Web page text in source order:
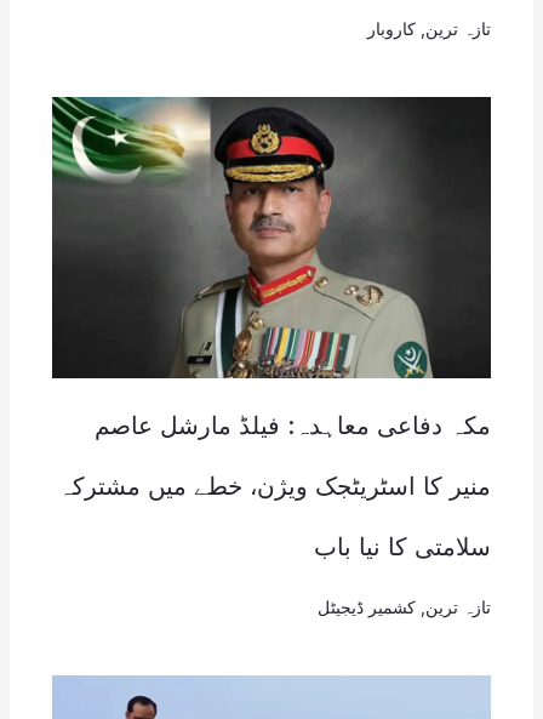
تازہ ترین کاروبار
مکہ دفاعی معاہدہ: فیلڈ مارشل عاصم
منیر کا اسٹریٹجک ویژن، خطے میں مشترکہ
سلامتی کا نیا باب
تازہ ترین کشمیر ڈیجیٹل